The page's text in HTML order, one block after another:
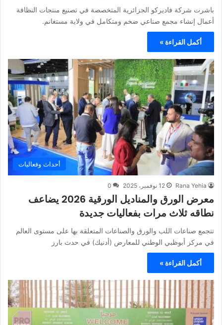
باشرت شركة فاديركو الجزائرية المتخصصة في تصنيع منتجات النظافة
أعمال إنشاء مجمع صناعي ضخم ومتكامل في ولاية مستغانم.
أكمل القراءة »
أحداث وفعاليات
Rana Yehia 12 نوفمبر، 2025 0
معرض الورق والمناديل الورقية 2026 يضاعف
نطاقه ثلاث مرات بفعاليات جديدة
تتجمع صناعات اللب والورق والصناعات المتعلقة بها على مستوى العالم
في مركز أبوظبي الوطني للمعارض (أدنيك) في حدث بارز
أكمل القراءة »